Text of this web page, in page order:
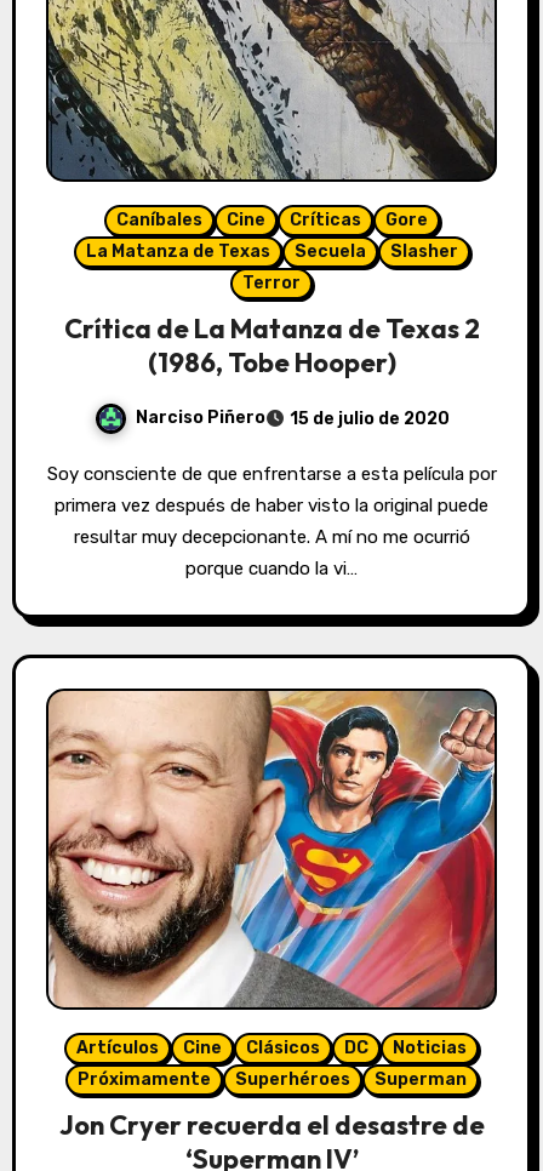
Caníbales Cine Críticas
Gore
La Matanza de Texas
Secuela
Slasher
Terror
Crítica de La Matanza de Texas 2
(1986, Tobe Hooper)
Narciso Piñero 15 de julio de 2020
Soy consciente de que enfrentarse a esta película por
primera vez después de haber visto la original puede
resultar muy decepcionante. A mí no me ocurrió
porque cuando la vi…
Artículos Cine Clásicos DC
Noticias
Próximamente
Superhéroes Superman
Jon Cryer recuerda el desastre de
‘Superman IV’